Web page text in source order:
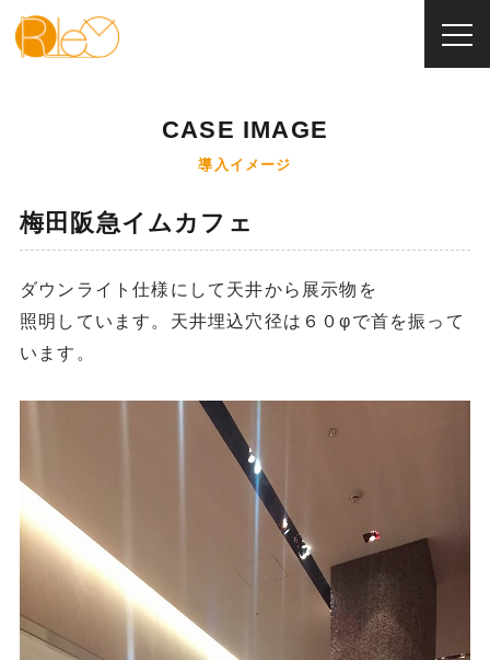
RIeV> 梅田阪急イムカフェ
CASE IMAGE
導入イメージ
梅田阪急イムカフェ
ダウンライト仕様にして天井から展示物を
照明しています。天井埋込穴径は６０φで首を振って
います。